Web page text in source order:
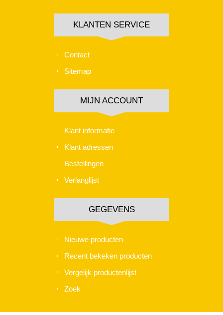
KLANTEN SERVICE
Contact
Sitemap
MIJN ACCOUNT
Klant informatie
Klant adressen
Bestellingen
Verlanglijst
GEGEVENS
Nieuwe producten
Recent bekeken producten
Vergelijk productenlijst
Zoek